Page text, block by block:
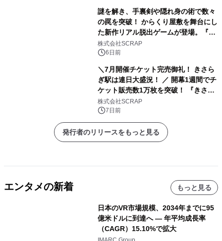
(水)より販売！ アニメで声優を務めた
高橋李依さん、堀江由衣さん、早見沙
織さん、齋藤彩夏さんの体験コメント
も到着!!
謎を解き、手裏剣や隠れ身の術で数々
の罠を突破！ からくり屋敷を舞台にし
た新作リアル脱出ゲームが登場。『か
らくりの罠潜む忍者屋敷からの脱出』
2026年9月11日（金）からリアル脱出
ゲーム CROSSING 浅草店、10月9日
（金）からリアル脱出ゲーム名古屋店
で開催
株式会社SCRAP
6日前
＼7月開催チケット完売御礼！ きさら
ぎ駅は連日大盛況！ ／ 開幕1週間でチ
ケット販売数1万枚を突破！ 『きさら
ぎ駅からの脱出』10月分チケット販売
スタート
株式会社SCRAP
7日前
発行者のリリースをもっと見る
エンタメの新着 もっと見る
日本のVR市場規模、2034年までに95
億米ドルに到達へ ― 年平均成長率
（CAGR）15.10%で拡大